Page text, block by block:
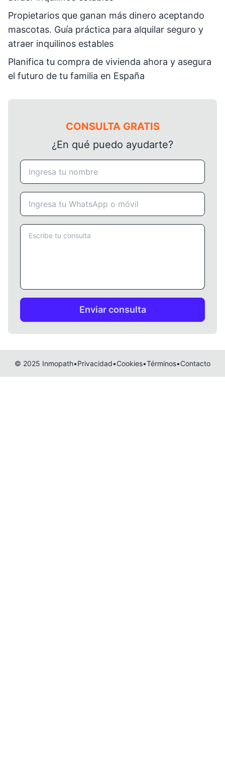
Propietarios que ganan más dinero aceptando
mascotas. Guía práctica para alquilar seguro y
atraer inquilinos estables
Planifica tu compra de vivienda ahora y asegura
el futuro de tu familia en España
CONSULTA GRATIS
¿En qué puedo ayudarte?
© 2025 Inmopath•Privacidad•Cookies•Términos•Contacto